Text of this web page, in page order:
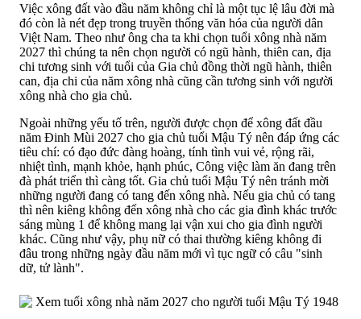
Việc xông đất vào đầu năm không chỉ là một tục lệ lâu đời mà
đó còn là nét đẹp trong truyền thống văn hóa của người dân
Việt Nam. Theo như ông cha ta khi chọn tuổi xông nhà năm
2027 thì chúng ta nên chọn người có ngũ hành, thiên can, địa
chi tương sinh với tuổi của Gia chủ đồng thời ngũ hành, thiên
can, địa chi của năm xông nhà cũng cần tương sinh với người
xông nhà cho gia chủ.
Ngoài những yếu tố trên, người được chọn để xông đất đầu
năm Đinh Mùi 2027 cho gia chủ tuổi Mậu Tý nên đáp ứng các
tiêu chí: có đạo đức đàng hoàng, tính tình vui vẻ, rộng rãi,
nhiệt tình, mạnh khỏe, hạnh phúc, Công việc làm ăn đang trên
đà phát triển thì càng tốt. Gia chủ tuổi Mậu Tý nên tránh mời
những người đang có tang đến xông nhà. Nếu gia chủ có tang
thì nên kiêng không đến xông nhà cho các gia đình khác trước
sáng mùng 1 để không mang lại vận xui cho gia đình người
khác. Cũng như vậy, phụ nữ có thai thường kiêng không đi
đâu trong những ngày đầu năm mới vì tục ngữ có câu "sinh
dữ, tử lành".